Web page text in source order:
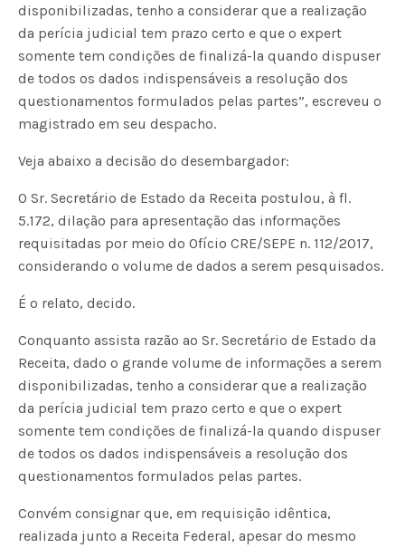
disponibilizadas, tenho a considerar que a realização
da perícia judicial tem prazo certo e que o expert
somente tem condições de finalizá-la quando dispuser
de todos os dados indispensáveis a resolução dos
questionamentos formulados pelas partes”, escreveu o
magistrado em seu despacho.
Veja abaixo a decisão do desembargador:
O Sr. Secretário de Estado da Receita postulou, à fl.
5.172, dilação para apresentação das informações
requisitadas por meio do Ofício CRE/SEPE n. 112/2017,
considerando o volume de dados a serem pesquisados.
É o relato, decido.
Conquanto assista razão ao Sr. Secretário de Estado da
Receita, dado o grande volume de informações a serem
disponibilizadas, tenho a considerar que a realização
da perícia judicial tem prazo certo e que o expert
somente tem condições de finalizá-la quando dispuser
de todos os dados indispensáveis a resolução dos
questionamentos formulados pelas partes.
Convém consignar que, em requisição idêntica,
realizada junto a Receita Federal, apesar do mesmo